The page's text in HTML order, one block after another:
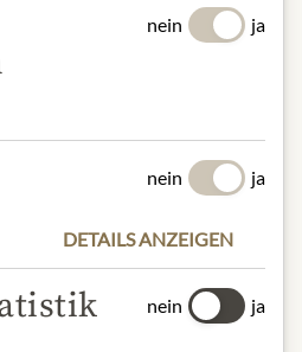
Salz, Zitronensäure
Aroma von
Safran (1%)
2404 kJ / 580
Fettsäuren:
nein ja
nein ja
DETAILS ANZEIGEN
nein ja